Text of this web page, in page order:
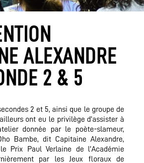
ALEXANDRE
2 & 5
2 et 5, ainsi que le groupe de
ont eu le privilège d’assister à
donnée par le poète-slameur,
Bambe, dit Capitaine Alexandre,
Prix Paul Verlaine de l’Académie
par les Jeux floraux de